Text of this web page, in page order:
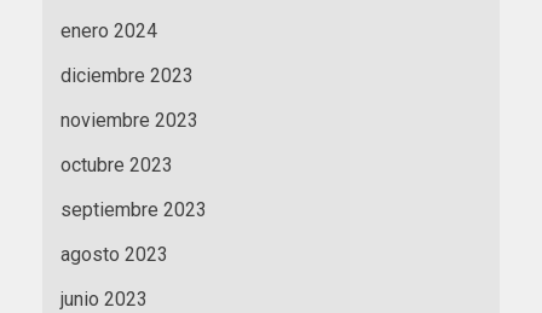
enero 2024
diciembre 2023
noviembre 2023
octubre 2023
septiembre 2023
agosto 2023
junio 2023